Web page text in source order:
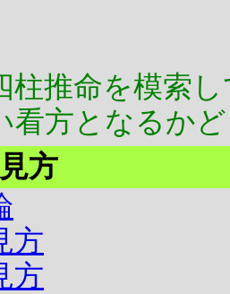
命を模索し
となるかど
方
方
方